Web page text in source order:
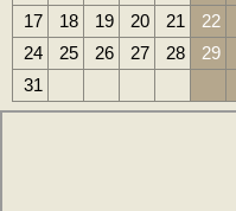
17
18 19 20 21 22
24
25 26 27 28 29
31